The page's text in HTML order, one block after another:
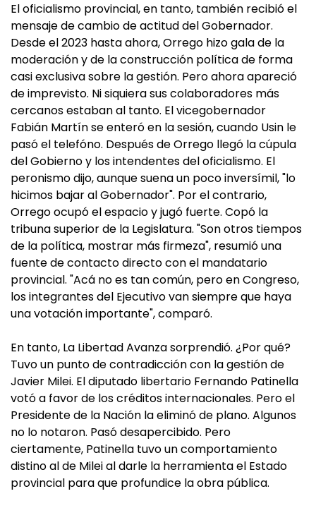
El oficialismo provincial, en tanto, también recibió el
mensaje de cambio de actitud del Gobernador.
Desde el 2023 hasta ahora, Orrego hizo gala de la
moderación y de la construcción política de forma
casi exclusiva sobre la gestión. Pero ahora apareció
de imprevisto. Ni siquiera sus colaboradores más
cercanos estaban al tanto. El vicegobernador
Fabián Martín se enteró en la sesión, cuando Usin le
pasó el telefóno. Después de Orrego llegó la cúpula
del Gobierno y los intendentes del oficialismo. El
peronismo dijo, aunque suena un poco inversímil, "lo
hicimos bajar al Gobernador". Por el contrario,
Orrego ocupó el espacio y jugó fuerte. Copó la
tribuna superior de la Legislatura. "Son otros tiempos
de la política, mostrar más firmeza", resumió una
fuente de contacto directo con el mandatario
provincial. "Acá no es tan común, pero en Congreso,
los integrantes del Ejecutivo van siempre que haya
una votación importante", comparó.
En tanto, La Libertad Avanza sorprendió. ¿Por qué?
Tuvo un punto de contradicción con la gestión de
Javier Milei. El diputado libertario Fernando Patinella
votó a favor de los créditos internacionales. Pero el
Presidente de la Nación la eliminó de plano. Algunos
no lo notaron. Pasó desapercibido. Pero
ciertamente, Patinella tuvo un comportamiento
distino al de Milei al darle la herramienta el Estado
provincial para que profundice la obra pública.